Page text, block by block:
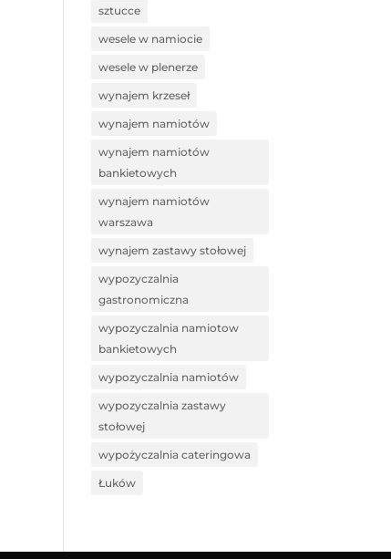
sztucce
wesele w namiocie
wesele w plenerze
wynajem krzeseł
wynajem namiotów
wynajem namiotów
bankietowych
wynajem namiotów
warszawa
wynajem zastawy stołowej
wypozyczalnia
gastronomiczna
wypozyczalnia namiotow
bankietowych
wypozyczalnia namiotów
wypozyczalnia zastawy
stołowej
wypożyczalnia cateringowa
Łuków